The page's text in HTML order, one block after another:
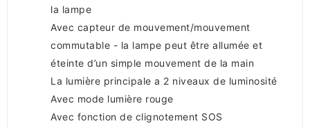
la lampe
Avec capteur de mouvement/mouvement
commutable - la lampe peut être allumée et
éteinte d’un simple mouvement de la main
La lumière principale a 2 niveaux de luminosité
Avec mode lumière rouge
Avec fonction de clignotement SOS